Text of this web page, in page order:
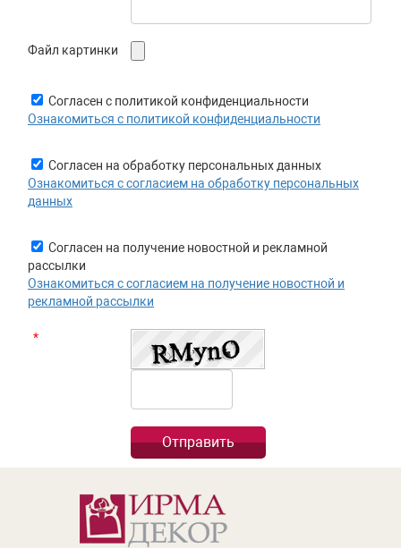
Файл картинки
Согласен с политикой конфиденциальности
Ознакомиться с политикой конфиденциальности
Согласен на обработку персональных данных
Ознакомиться с согласием на обработку персональных
данных
Согласен на получение новостной и рекламной
рассылки
Ознакомиться с согласием на получение новостной и
рекламной рассылки
*